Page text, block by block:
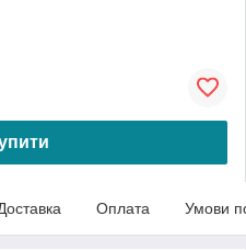
Оплата Умови